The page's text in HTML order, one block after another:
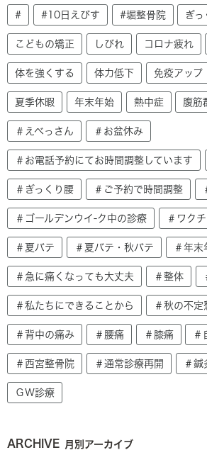
# #10日えびす #堀整骨院 ぎ
こどもの矯正 しびれ コロナ疲れ
体を強くする 体力低下 免疫アップ
夏季休暇 年末年始 熱中症 腹筋
＃えべっさん ＃お盆休み
＃お電話予約にてお時間調整しています
＃ぎっくり腰 ＃ご予約で時間調整
＃ゴールデンウイ-ク中の診療 ＃ワク
＃夏バテ ＃夏バテ・秋バテ ＃年末
＃急に痛くなっても大丈夫 ＃整体
＃私たちにできることから ＃秋の不定
＃背中の痛み ＃腰痛 ＃膝痛 ＃
＃西宮整骨院 ＃通常診療再開 ＃鍼
ＧＷ診療
ARCHIVE 月別アーカイブ